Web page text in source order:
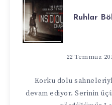
Ruhlar
22 Temmuz
Korku dolu
devam ediyor. Serinin